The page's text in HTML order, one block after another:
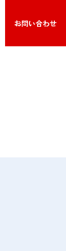
お問い合わせ